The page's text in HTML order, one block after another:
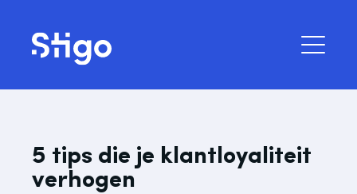
5 tips die je klantloyaliteit
verhogen